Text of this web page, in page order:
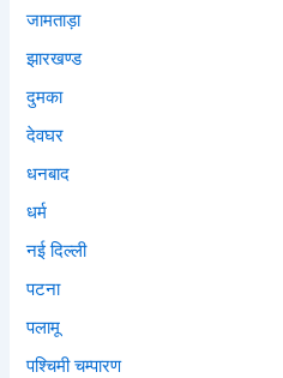
जामताड़ा
झारखण्ड
दुमका
देवघर
धनबाद
धर्म
नई दिल्ली
पटना
पलामू
पश्चिमी चम्पारण